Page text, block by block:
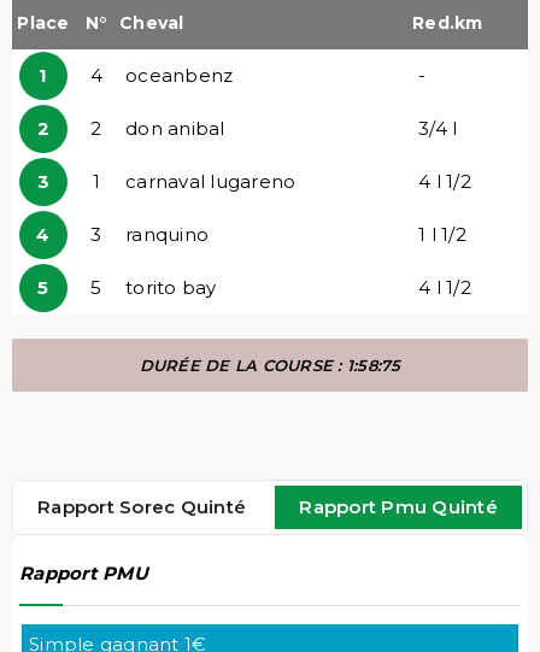
Place N° Cheval Red.km
1 4 oceanbenz -
2 2 don anibal 3/4 l
3 1 carnaval lugareno 4 l 1/2
4 3 ranquino 1 l 1/2
5 5 torito bay 4 l 1/2
DURÉE DE LA COURSE : 1:58:75
Rapport Sorec Quinté Rapport Pmu Quinté
Rapport PMU
Simple gagnant 1€